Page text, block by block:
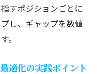
すポジションごとに
し、ギャップを数値
。
適化の実践ポイント